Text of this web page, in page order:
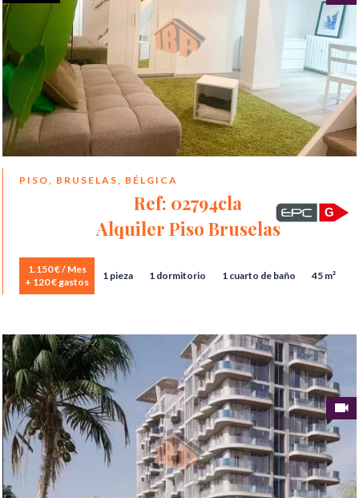
PISO, BRUSELAS, BÉLGICA
Ref: 02794cla
Alquiler Piso Bruselas
1.150 € / Mes
+ 120 € gastos
1 pieza 1 dormitorio 1 cuarto de baño 45 m²
G